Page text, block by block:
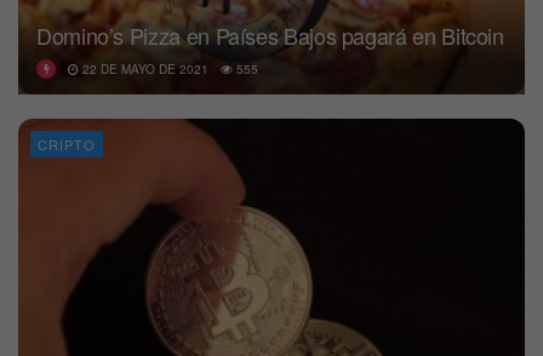
Domino’s Pizza en Países Bajos pagará en Bitcoin
22 DE MAYO DE 2021 555
CRIPTO